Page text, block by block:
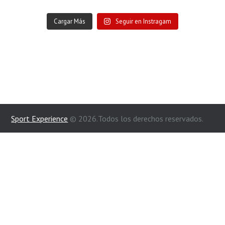
Cargar Más Seguir en Instragam
Sport Experience © 2026.Todos los derechos reservados.